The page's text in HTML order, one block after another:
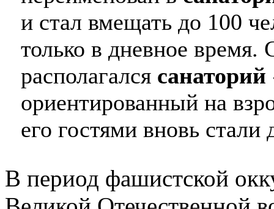
и стал вмещать до 100
только в дневное время.
располагался
ориентированный на
его гостями вновь стали
В период фашистской